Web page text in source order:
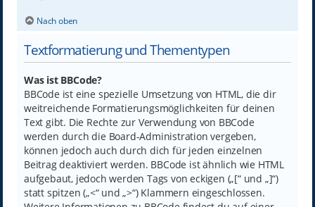
Nach oben
Textformatierung und Thementypen
Was ist BBCode?
BBCode ist eine spezielle Umsetzung von HTML, die dir
weitreichende Formatierungsmöglichkeiten für deinen
Text gibt. Die Rechte zur Verwendung von BBCode
werden durch die Board-Administration vergeben,
können jedoch auch durch dich für jeden einzelnen
Beitrag deaktiviert werden. BBCode ist ähnlich wie HTML
aufgebaut, jedoch werden Tags von eckigen („[“ und „]“)
statt spitzen („<“ und „>“) Klammern eingeschlossen.